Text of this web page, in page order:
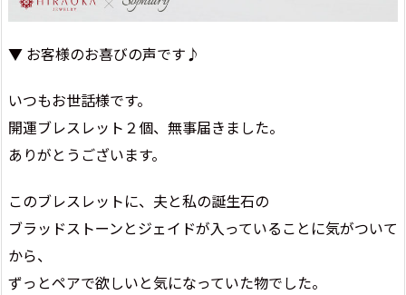
▼ お客様のお喜びの声です♪
いつもお世話様です。
開運ブレスレット２個、無事届きました。
ありがとうございます。
このブレスレットに、夫と私の誕生石の
ブラッドストーンとジェイドが入っていることに気がついて
から、
ずっとペアで欲しいと気になっていた物でした。